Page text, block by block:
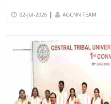
02-Jul-2026 | AGCNN TEAM